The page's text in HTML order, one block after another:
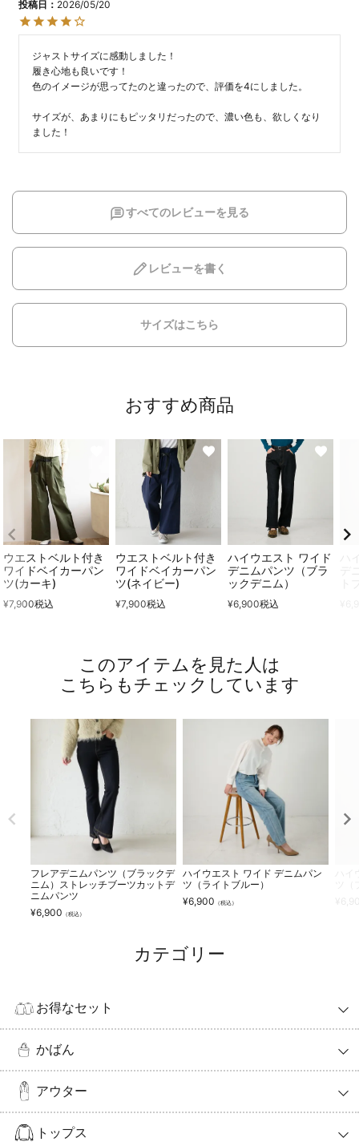
投稿日 2026/05/20
ジャストサイズに感動しました！
履き心地も良いです！
色のイメージが思ってたのと違ったので、評価を4にしました。
サイズが、あまりにもピッタリだったので、濃い色も、欲しくなり
ました！
すべてのレビューを見る
レビューを書く
サイズはこちら
おすすめ商品
ウエストベルト付き
ワイドベイカーパン
ツ(カーキ)
¥7,900税込
ウエストベルト付き
ワイドベイカーパン
ツ(ネイビー)
¥7,900税込
ハイウエスト ワイド
デニムパンツ（ブラ
ックデニム）
¥6,900税込
このアイテムを見た人は
こちらもチェックしています
フレアデニムパンツ（ブラックデ
ニム）ストレッチブーツカットデ
ニムパンツ
¥6,900 （税込）
ハイウエスト ワイド デニムパン
ツ（ライトブルー）
¥6,900 （税込）
カテゴリー
お得なセット
かばん
アウター
トップス